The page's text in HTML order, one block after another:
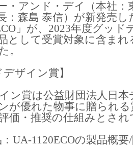
・アンド・デイ（本社：
：森島 泰信）が新発売
」が、2023年度グッ
として受賞対象に含ま
。
デザイン賞】
ン賞は公益財団法人日
が優れた物事に贈られ
価・推奨の仕組みとさ
：UA-1120ECOの製品概